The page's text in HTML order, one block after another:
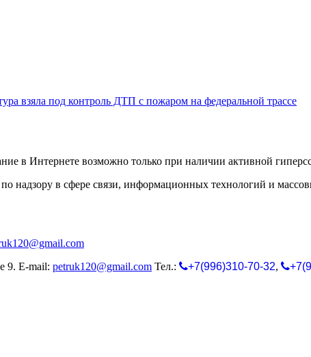
взяла под контроль ДТП с пожаром на федеральной трассе
в Интернете возможно только при наличии активной
надзору в сфере связи, информационных технологий и
9. E-mail: petruk120@gmail.com Тел.: +7(996)310-70-32,